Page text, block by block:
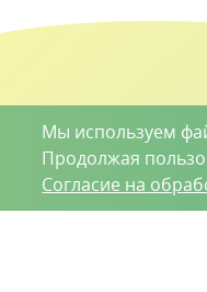
Мы используем
Продолжая
Согласие на